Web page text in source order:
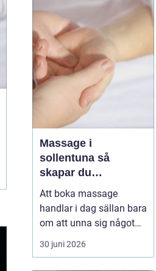
ohållbar. Men massage
kan vara lika mycket
förebyggande som
behandlande. Med rät...
Massage i
sollentuna så
skapar du
återhämtning i
vardagen
Att boka massage
handlar i dag sällan bara
om att unna sig något
skönt. Allt fler i
Sollentuna söker
30 juni 2026